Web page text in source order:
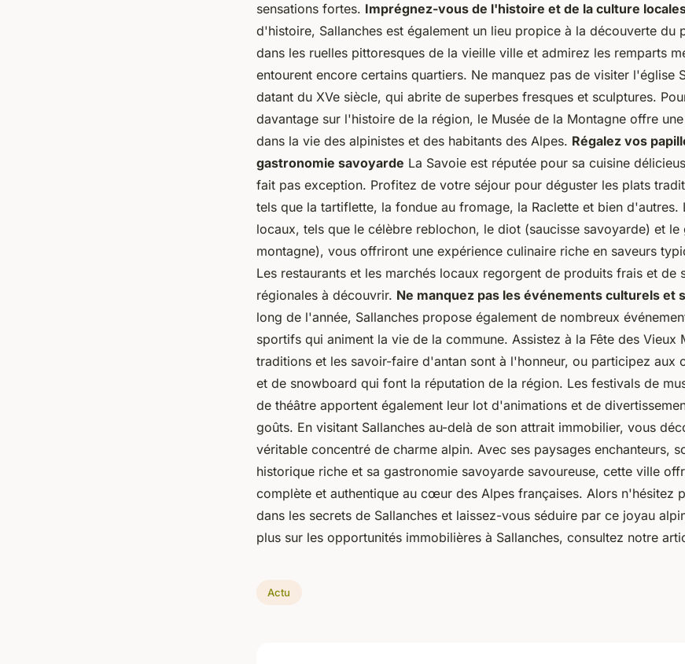
sensations fortes. Imprégnez-vous de l'histoire et de la culture
d'histoire, Sallanches est également un lieu propice à la découverte du
dans les ruelles pittoresques de la vieille ville et admirez les remparts
entourent encore certains quartiers. Ne manquez pas de visiter l'église
datant du XVe siècle, qui abrite de superbes fresques et sculptures.
davantage sur l'histoire de la région, le Musée de la Montagne offre
dans la vie des alpinistes et des habitants des Alpes. Régalez vos
gastronomie savoyarde La Savoie est réputée pour sa cuisine
fait pas exception. Profitez de votre séjour pour déguster les plats
tels que la tartiflette, la fondue au fromage, la Raclette et bien d'autres.
locaux, tels que le célèbre reblochon, le diot (saucisse savoyarde) et le
montagne), vous offriront une expérience culinaire riche en saveurs
Les restaurants et les marchés locaux regorgent de produits frais et de
régionales à découvrir. Ne manquez pas les événements culturels et
long de l'année, Sallanches propose également de nombreux
sportifs qui animent la vie de la commune. Assistez à la Fête des Vieux
traditions et les savoir-faire d'antan sont à l'honneur, ou participez aux
et de snowboard qui font la réputation de la région. Les festivals de
de théâtre apportent également leur lot d'animations et de
goûts. En visitant Sallanches au-delà de son attrait immobilier, vous
véritable concentré de charme alpin. Avec ses paysages enchanteurs,
historique riche et sa gastronomie savoyarde savoureuse, cette ville
complète et authentique au cœur des Alpes françaises. Alors n'hésitez
dans les secrets de Sallanches et laissez-vous séduire par ce joyau
plus sur les opportunités immobilières à Sallanches, consultez notre
Actu